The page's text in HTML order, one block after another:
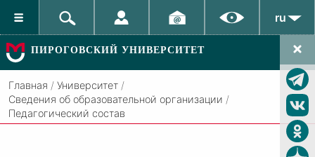
ru
ПИРОГОВСКИЙ УНИВЕРСИТЕТ
Главная / Университет /
Сведения об образовательной организации /
Педагогический состав